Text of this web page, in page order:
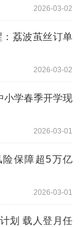
2026-03-02
荔波茧丝订单
2026-03-02
小学春季开学现
2026-03-01
保障超5万亿
2026-03-01
划 载人登月任